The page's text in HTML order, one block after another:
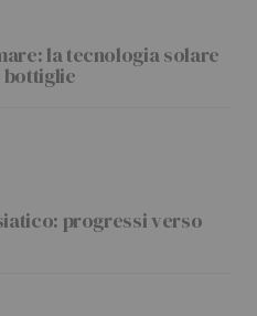
la tecnologia solare
bottiglie
progressi verso